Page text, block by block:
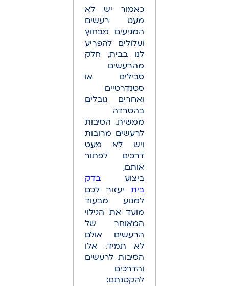
כאמור יש לא
מעט רעשים
המגיעים מבחוץ
ועלולים להפריע
לנו בבית, חלק
מהרעשים
סבילים או
סטנדרטיים
ואחרים גובלים
בהטרדה
ממשית. הסיבות
לרעשים מרובות
ויש לא מעט
דרכים לפתור
אותם,
ביצוע בדק
בית יעזור לכם
למנוע מבעוד
מועד את הגילוי
המאוחר של
הרעשים אולם
לא תמיד. אלו
הסיבות לרעשים
והדרכים
להקטנתם: